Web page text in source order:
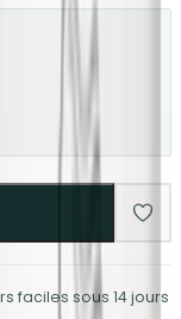
faciles sous 14 jours